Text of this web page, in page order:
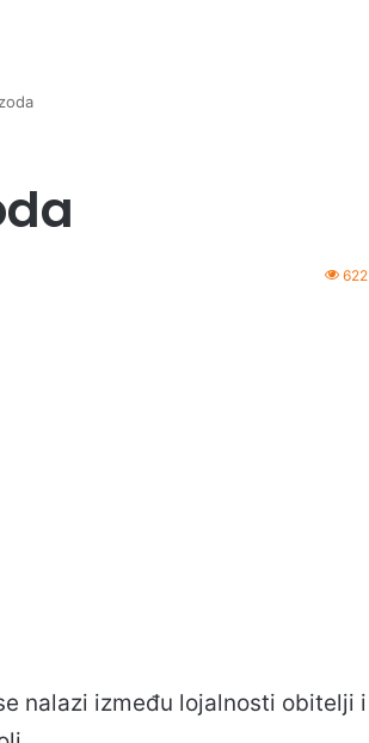
622
nalazi između lojalnosti obitelji i